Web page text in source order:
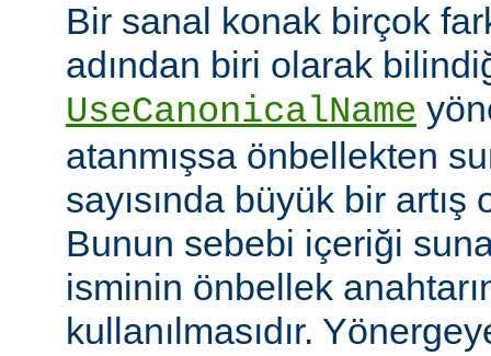
Bir sanal konak birçok
adından biri olarak
UseCanonicalName
atanmışsa önbellekten
sayısında büyük bir
Bunun sebebi içeriği
isminin önbellek
kullanılmasıdır.